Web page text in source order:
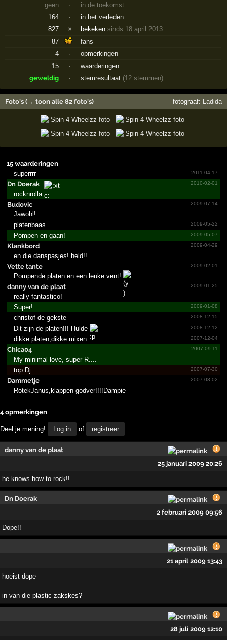
geen
·
in de toekomst
164
·
in het verleden
827
× bekekensinds 18 april 2013
87
fans
4
·
opmerkingen
15
·
waarderingen
geweldig
· stemresultaat (12 stemmen)
Foto's (→ toon alle 82 foto's) fotograaf: Ladida
15 waarderingen
2011-04-17
superrrr
Dn Doerak
2010-02-01
rocknrolla
Budovic
2009-07-14
Jawohl!
2009-05-22
platenbaas
2009-05-07
Pompen en gaan!
Klankbord
2009-04-29
en die danspasjes! held!!
Vette tante
2009-02-01
Pompende platen en een leuke vent!
danny van de plaat
2009-01-25
really fantastico!
2009-01-08
Super!
2008-12-15
christof de gekste
2008-12-12
Dit zijn de platen!!! Hulde
2007-12-04
dikke platen,dikke mixen
Chica04
2007-09-11
My minimal love, super R....
2007-07-30
top Dj
Dammetje
2007-03-02
RotekJanus,klappen godver!!!!Dampie
4 opmerkingen
Deel je mening! Log in of registreer
danny van de plaat
25 januari 2009 20:26
he knows how to rock!!
Dn Doerak
2 februari 2009 09:56
Dope!!
21 april 2009 13:43
hoeist dope
in van die plastic zakskes?
28 juli 2009 12:10